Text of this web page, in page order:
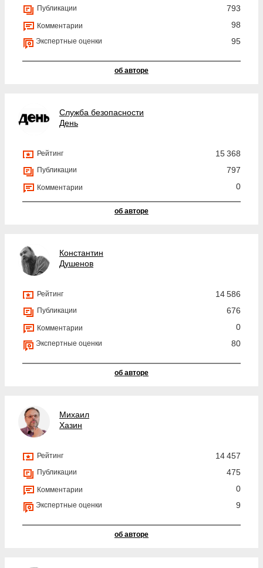
Публикации 793
Комментарии 98
Экспертные оценки 95
об авторе
Служба безопасности
День
Рейтинг 15 368
Публикации 797
Комментарии 0
об авторе
Константин
Душенов
Рейтинг 14 586
Публикации 676
Комментарии 0
Экспертные оценки 80
об авторе
Михаил
Хазин
Рейтинг 14 457
Публикации 475
Комментарии 0
Экспертные оценки 9
об авторе